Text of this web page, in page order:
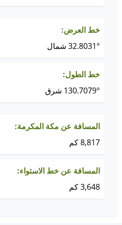
خط العرض:
32.8031° شمال
خط الطول:
130.7079° شرق
المسافة عن مكة المكرمة:
8,817 كم
المسافة عن خط الاستواء:
3,648 كم